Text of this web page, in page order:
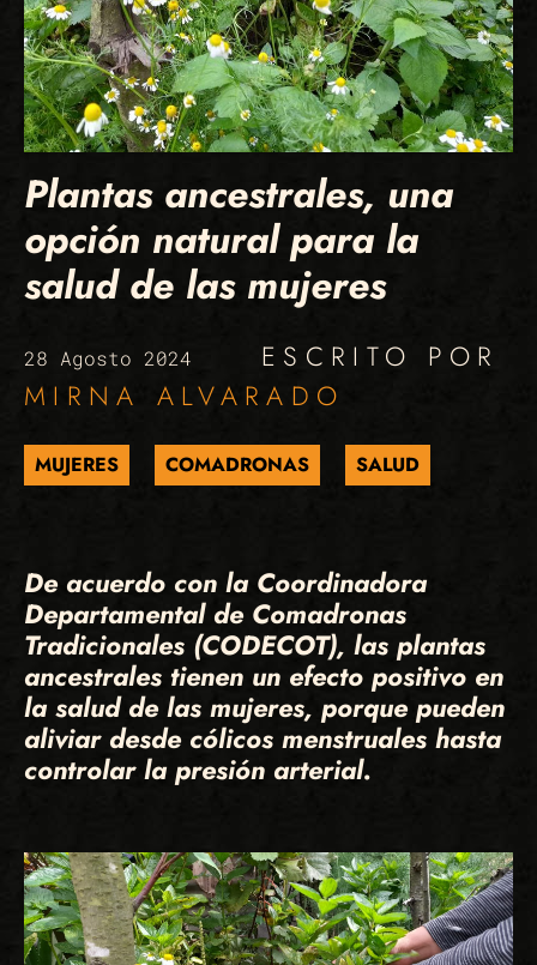
Plantas ancestrales, una
opción natural para la
salud de las mujeres
28 Agosto 2024
ESCRITO POR
MIRNA ALVARADO
MUJERES COMADRONAS SALUD
De acuerdo con la Coordinadora
Departamental de Comadronas
Tradicionales (CODECOT), las plantas
ancestrales tienen un efecto positivo en
la salud de las mujeres, porque pueden
aliviar desde cólicos menstruales hasta
controlar la presión arterial.